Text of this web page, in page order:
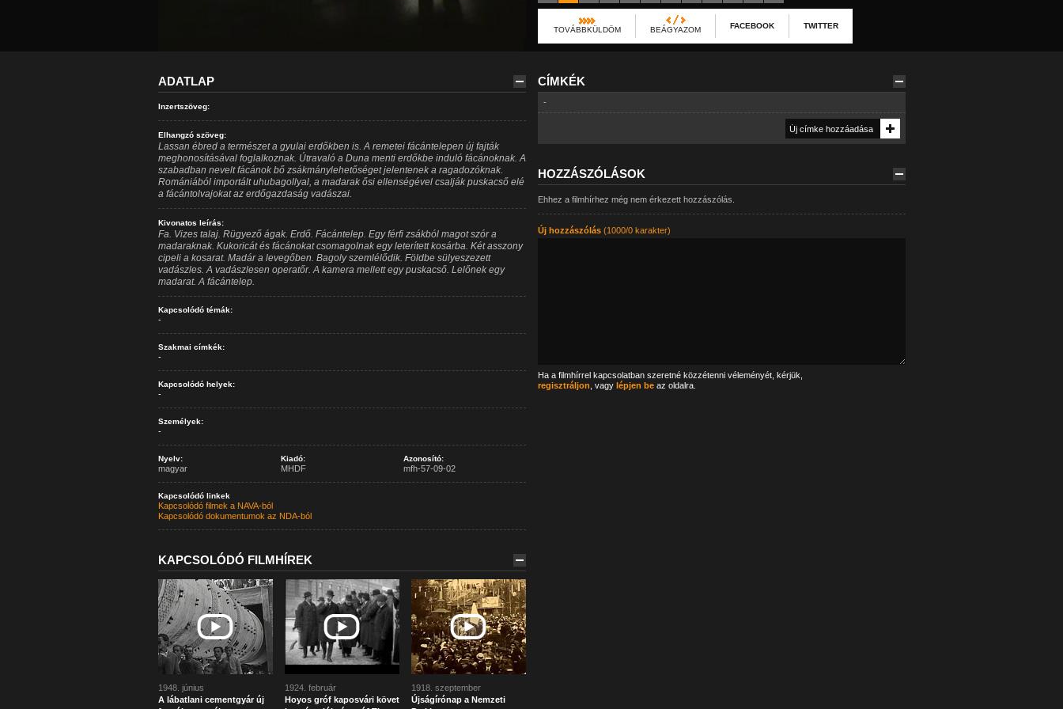
TOVÁBBKÜLDÖM BEÁGYAZOM FACEBOOK TWITTER
ADATLAP
Inzertszöveg:
Elhangzó szöveg:
Lassan ébred a természet a gyulai erdőkben is. A remetei fácántelepen új fajták
meghonosításával foglalkoznak. Útravaló a Duna menti erdőkbe induló fácánoknak. A
szabadban nevelt fácánok bő zsákmánylehetőséget jelentenek a ragadozóknak.
Romániából importált uhubagollyal, a madarak ősi ellenségével csalják puskacső elé
a fácántolvajokat az erdőgazdaság vadászai.
Kivonatos leírás:
Fa. Vizes talaj. Rügyező ágak. Erdő. Fácántelep. Egy férfi zsákból magot szór a
madaraknak. Kukoricát és fácánokat csomagolnak egy leterített kosárba. Két asszony
cipeli a kosarat. Madár a levegőben. Bagoly szemlélődik. Földbe sülyeszezett
vadászles. A vadászlesen operatőr. A kamera mellett egy puskacső. Lelőnek egy
madarat. A fácántelep.
Kapcsolódó témák:
-
Szakmai címkék:
-
Kapcsolódó helyek:
-
Személyek:
-
Nyelv:
magyar
Kiadó:
MHDF
Azonosító:
mfh-57-09-02
Kapcsolódó linkek
Kapcsolódó filmek a NAVA-ból
Kapcsolódó dokumentumok az NDA-ból
KAPCSOLÓDÓ FILMHÍREK
1948. június
A lábatlani cementgyár új
1924. február
Hoyos gróf kaposvári követ
1918. szeptember
Újságírónap a Nemzeti
CÍMKÉK
-
HOZZÁSZÓLÁSOK
Ehhez a filmhírhez még nem érkezett hozzászólás.
Új hozzászólás(1000/0 karakter)
Ha a filmhírrel kapcsolatban szeretné közzétenni véleményét, kérjük,
regisztráljon , vagy lépjen beaz oldalra.